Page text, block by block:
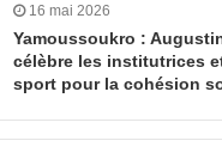
16 mai 2026
Yamoussoukro :
célèbre les institutrices
sport pour la cohésion